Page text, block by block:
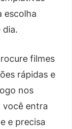
escolha
dia.
filmes
rápidas e
nos
você entra
e precisa